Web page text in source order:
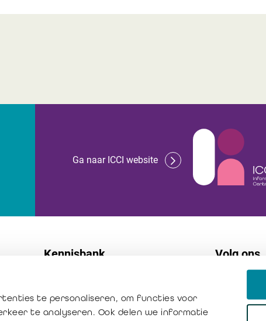
te personaliseren, om functies voor
te analyseren. Ook delen we informatie
Ga naar ICCI website
Kennisbank
Publicaties
Volg ons
linkedin